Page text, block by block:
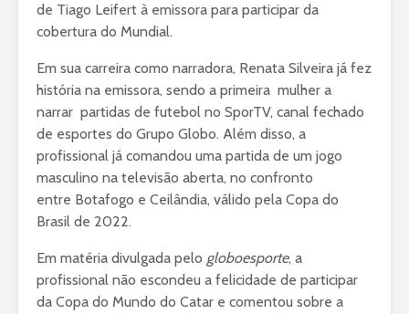
de Tiago Leifert à emissora para participar da
cobertura do Mundial.
Em sua carreira como narradora, Renata Silveira já fez
história na emissora, sendo a primeira mulher a
narrar partidas de futebol no SporTV, canal fechado
de esportes do Grupo Globo. Além disso, a
profissional já comandou uma partida de um jogo
masculino na televisão aberta, no confronto
entre Botafogo e Ceilândia, válido pela Copa do
Brasil de 2022.
Em matéria divulgada pelo globoesporte, a
profissional não escondeu a felicidade de participar
da Copa do Mundo do Catar e comentou sobre a